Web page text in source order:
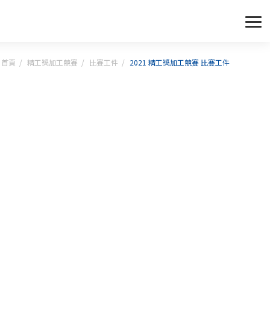
首頁 精工獎加工競賽 比賽工件 2021 精工獎加工競賽 比賽工件